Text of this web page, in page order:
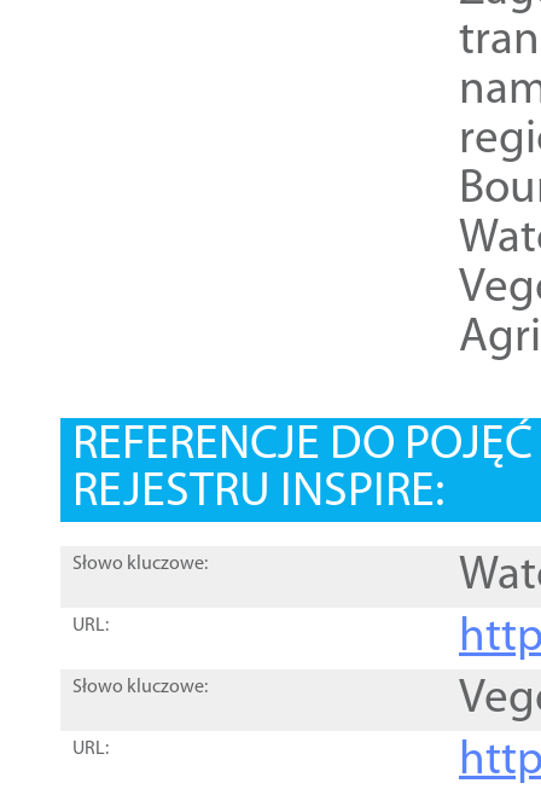
REFERENCJE DO
REJESTRU INSPIRE:
Słowo kluczowe:
URL:
Słowo kluczowe:
URL: